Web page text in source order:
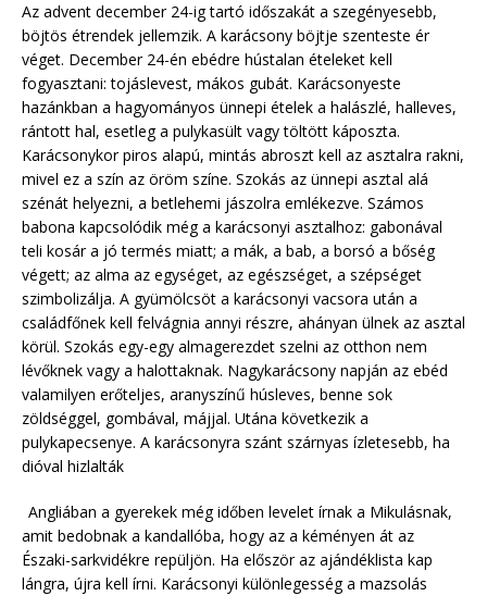
Az advent december 24-ig tartó időszakát a szegényesebb,
böjtös étrendek jellemzik. A karácsony böjtje szenteste ér
véget. December 24-én ebédre hústalan ételeket kell
fogyasztani: tojáslevest, mákos gubát. Karácsonyeste
hazánkban a hagyományos ünnepi ételek a halászlé, halleves,
rántott hal, esetleg a pulykasült vagy töltött káposzta.
Karácsonykor piros alapú, mintás abroszt kell az asztalra rakni,
mivel ez a szín az öröm színe. Szokás az ünnepi asztal alá
szénát helyezni, a betlehemi jászolra emlékezve. Számos
babona kapcsolódik még a karácsonyi asztalhoz: gabonával
teli kosár a jó termés miatt; a mák, a bab, a borsó a bőség
végett; az alma az egységet, az egészséget, a szépséget
szimbolizálja. A gyümölcsöt a karácsonyi vacsora után a
családfőnek kell felvágnia annyi részre, ahányan ülnek az asztal
körül. Szokás egy-egy almagerezdet szelni az otthon nem
lévőknek vagy a halottaknak. Nagykarácsony napján az ebéd
valamilyen erőteljes, aranyszínű húsleves, benne sok
zöldséggel, gombával, májjal. Utána következik a
pulykapecsenye. A karácsonyra szánt szárnyas ízletesebb, ha
dióval hizlalták
Angliában a gyerekek még időben levelet írnak a Mikulásnak,
amit bedobnak a kandallóba, hogy az a kéményen át az
Északi-sarkvidékre repüljön. Ha először az ajándéklista kap
lángra, újra kell írni. Karácsonyi különlegesség a mazsolás